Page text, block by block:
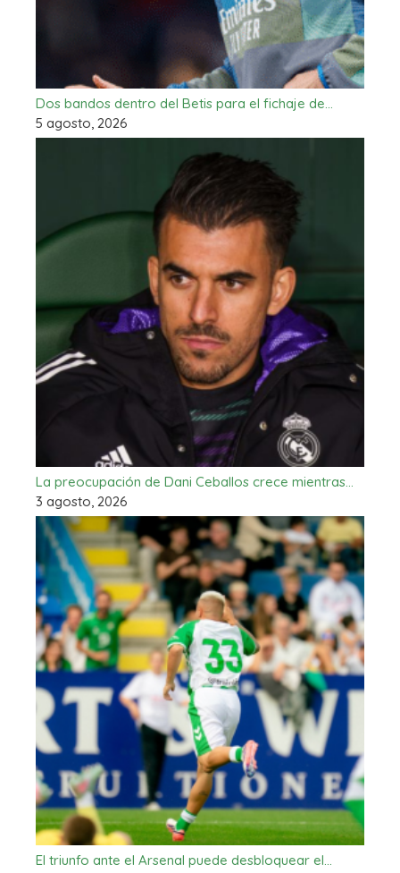
Dos bandos dentro del Betis para el fichaje de…
5 agosto, 2026
La preocupación de Dani Ceballos crece mientras…
3 agosto, 2026
El triunfo ante el Arsenal puede desbloquear el…